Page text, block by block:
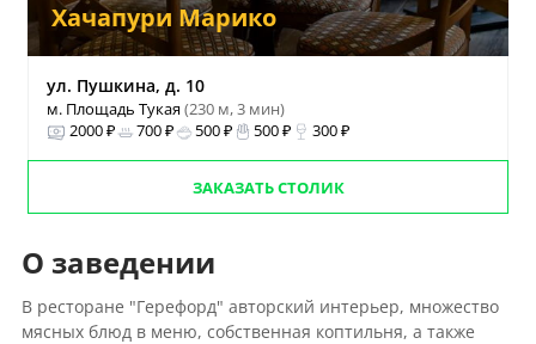
Хачапури Марико
ул. Пушкина, д. 10
м. Площадь Тукая(230 м, 3 мин)
2000 ₽
700 ₽ 500 ₽ 500 ₽ 300 ₽
ЗАКАЗАТЬ СТОЛИК
О заведении
В ресторане "Герефорд" авторский интерьер, множество
мясных блюд в меню, собственная коптильня, а также